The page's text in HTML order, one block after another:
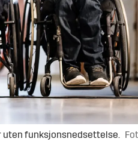
uten funksjonsnedsettelse.